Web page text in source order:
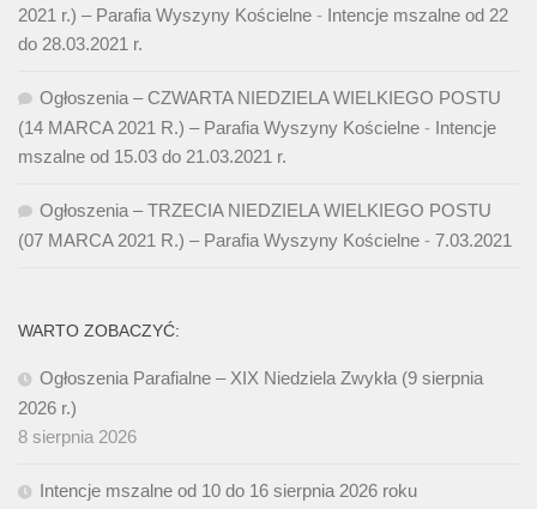
2021 r.) – Parafia Wyszyny Kościelne - Intencje mszalne od 22
do 28.03.2021 r.
Ogłoszenia – CZWARTA NIEDZIELA WIELKIEGO POSTU
(14 MARCA 2021 R.) – Parafia Wyszyny Kościelne - Intencje
mszalne od 15.03 do 21.03.2021 r.
Ogłoszenia – TRZECIA NIEDZIELA WIELKIEGO POSTU
(07 MARCA 2021 R.) – Parafia Wyszyny Kościelne - 7.03.2021
WARTO ZOBACZYĆ:
Ogłoszenia Parafialne – XIX Niedziela Zwykła (9 sierpnia
2026 r.)
8 sierpnia 2026
Intencje mszalne od 10 do 16 sierpnia 2026 roku